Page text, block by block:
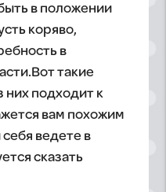
в положении
коряво,
в
Вот такие
них подходит к
вам похожим
ведете в
сказать